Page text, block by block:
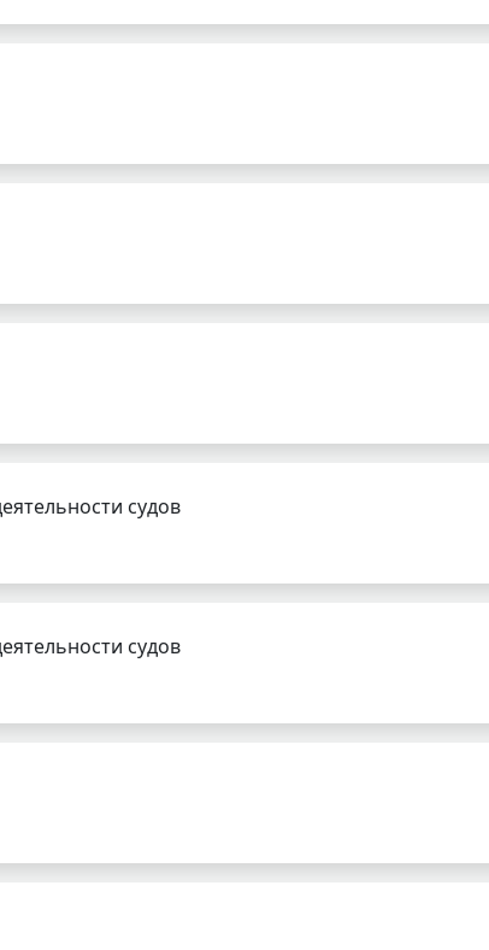
судов
судов